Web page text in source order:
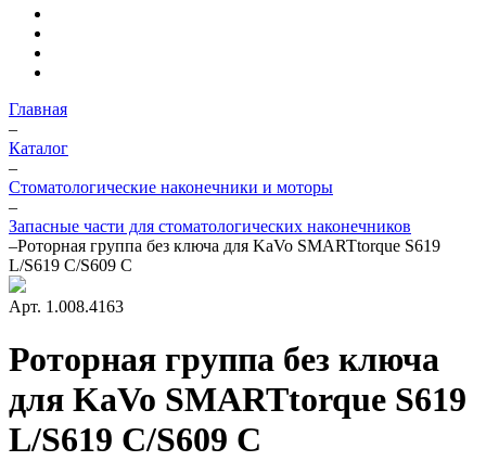
Главная
–
Каталог
–
Стоматологические наконечники и моторы
–
Запасные части для стоматологических наконечников
–Роторная группа без ключа для KaVo SMARTtorque S619
L/S619 C/S609 C
Арт. 1.008.4163
Роторная группа без ключа
для KaVo SMARTtorque S619
L/S619 C/S609 C